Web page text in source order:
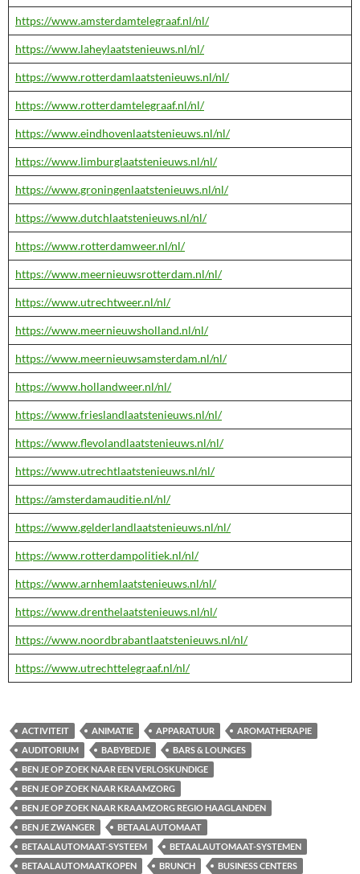
https://www.amsterdamtelegraaf.nl/nl/
https://www.laheylaatstenieuws.nl/nl/
https://www.rotterdamlaatstenieuws.nl/nl/
https://www.rotterdamtelegraaf.nl/nl/
https://www.eindhovenlaatstenieuws.nl/nl/
https://www.limburglaatstenieuws.nl/nl/
https://www.groningenlaatstenieuws.nl/nl/
https://www.dutchlaatstenieuws.nl/nl/
https://www.rotterdamweer.nl/nl/
https://www.meernieuwsrotterdam.nl/nl/
https://www.utrechtweer.nl/nl/
https://www.meernieuwsholland.nl/nl/
https://www.meernieuwsamsterdam.nl/nl/
https://www.hollandweer.nl/nl/
https://www.frieslandlaatstenieuws.nl/nl/
https://www.flevolandlaatstenieuws.nl/nl/
https://www.utrechtlaatstenieuws.nl/nl/
https://amsterdamauditie.nl/nl/
https://www.gelderlandlaatstenieuws.nl/nl/
https://www.rotterdampolitiek.nl/nl/
https://www.arnhemlaatstenieuws.nl/nl/
https://www.drenthelaatstenieuws.nl/nl/
https://www.noordbrabantlaatstenieuws.nl/nl/
https://www.utrechttelegraaf.nl/nl/
ACTIVITEIT ANIMATIE APPARATUUR
AROMATHERAPIE
AUDITORIUM
BABYBEDJE
BARS & LOUNGES
BEN JE OP ZOEK NAAR EEN VERLOSKUNDIGE
BEN JE OP ZOEK NAAR KRAAMZORG
BEN JE OP ZOEK NAAR KRAAMZORG REGIO HAAGLANDEN
BEN JE ZWANGER
BETAALAUTOMAAT
BETAALAUTOMAAT-SYSTEEM
BETAALAUTOMAAT-SYSTEMEN
BETAALAUTOMAATKOPEN
BRUNCH BUSINESS CENTERS